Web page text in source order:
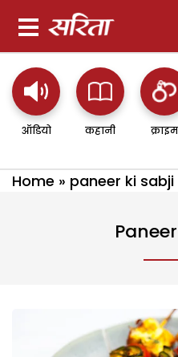
ऑडियो कहानी क्राइम
Home » paneer ki sabji